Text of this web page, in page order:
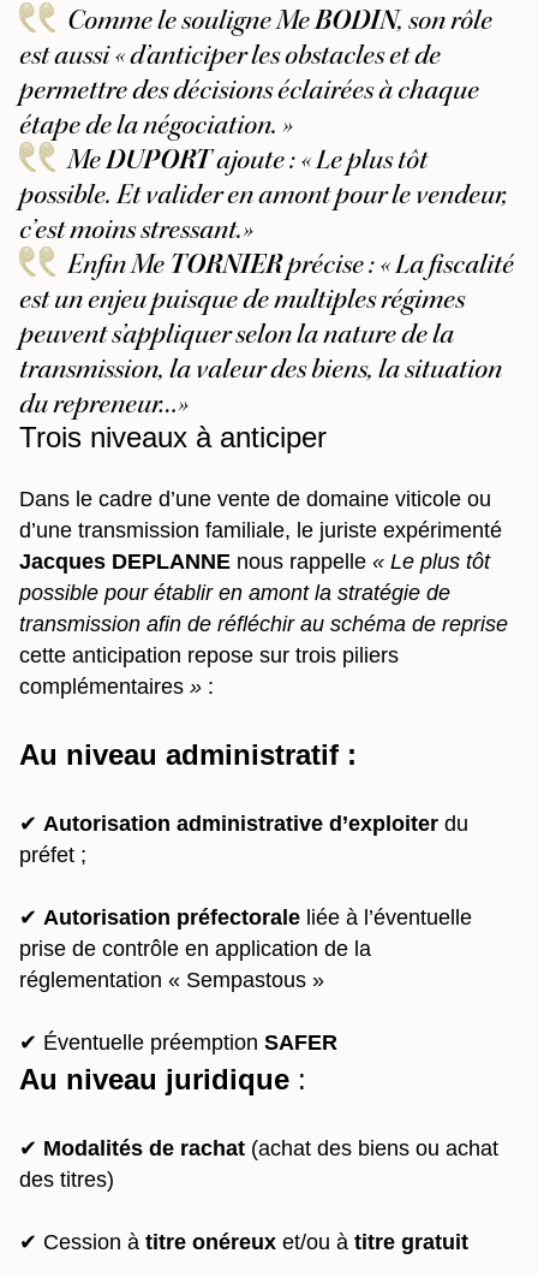
Comme le souligne MeBODIN, son rôle
est aussi« d’anticiper les obstacles et de
permettre des décisions éclairées à chaque
étape de la négociation. »
MeDUPORTajoute :«Le plus tôt
possible. Et valider en amont pour le vendeur,
c’est moins stressant.»
Enfin Me TORNIERprécise :« La fiscalité
est un enjeu puisque de multiples régimes
peuvent s’appliquer selon la nature de la
transmission, la valeur des biens, la situation
du repreneur…»
Trois niveaux à anticiper
Dans le cadre d’une vente de domaine viticole ou
d’une transmission familiale, le juriste expérimenté
Jacques DEPLANNE nous rappelle « Le plus tôt
possible pour établir en amont la stratégie de
transmission afin de réfléchir au schéma de reprise
cette anticipation repose sur trois piliers
complémentaires » :
Au niveau administratif :
✔ Autorisation administrative d’exploiter du
préfet ;
✔ Autorisation préfectorale liée à l’éventuelle
prise de contrôle en application de la
réglementation « Sempastous »
✔ Éventuelle préemption SAFER
Au niveau juridique :
✔ Modalités de rachat (achat des biens ou achat
des titres)
✔ Cession à titre onéreux et/ou à titre gratuit